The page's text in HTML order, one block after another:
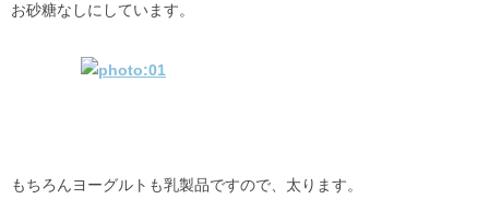
お砂糖なしにしています。
もちろんヨーグルトも乳製品ですので、太ります。